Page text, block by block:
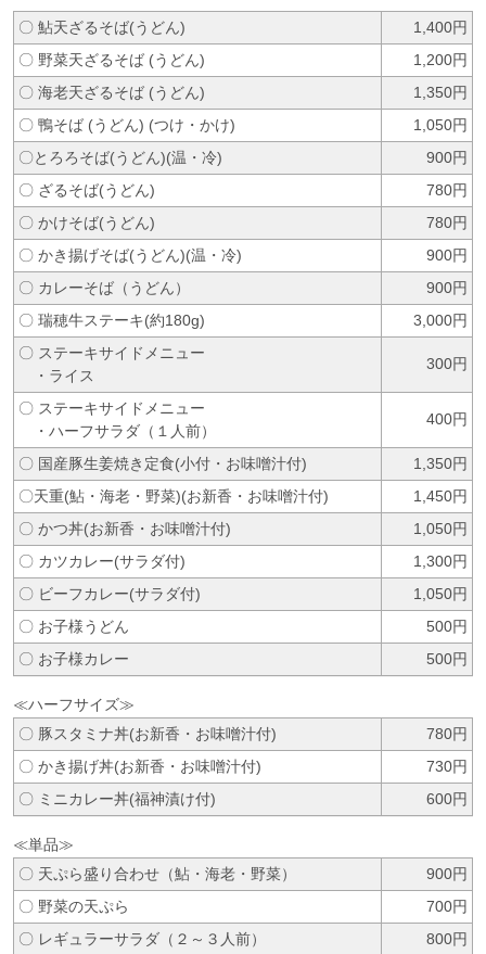
〇 鮎天ざるそば(うどん)
1,400円
〇 野菜天ざるそば (うどん)
1,200円
〇 海老天ざるそば (うどん)
1,350円
〇 鴨そば (うどん) (つけ・かけ)
1,050円
〇とろろそば(うどん)(温・冷)
900円
〇 ざるそば(うどん)
780円
〇 かけそば(うどん)
780円
〇 かき揚げそば(うどん)(温・冷)
900円
〇 カレーそば（うどん）
900円
〇 瑞穂牛ステーキ(約180g)
3,000円
〇 ステーキサイドメニュー
・ライス
300円
〇 ステーキサイドメニュー
・ハーフサラダ（１人前）
400円
〇 国産豚生姜焼き定食(小付・お味噌汁付)
1,350円
〇天重(鮎・海老・野菜)(お新香・お味噌汁付)
1,450円
〇 かつ丼(お新香・お味噌汁付)
1,050円
〇 カツカレー(サラダ付)
1,300円
〇 ビーフカレー(サラダ付)
1,050円
〇 お子様うどん
500円
〇 お子様カレー
500円
≪ハーフサイズ≫
〇 豚スタミナ丼(お新香・お味噌汁付)
780円
〇 かき揚げ丼(お新香・お味噌汁付)
730円
〇 ミニカレー丼(福神漬け付)
600円
≪単品≫
〇 天ぷら盛り合わせ（鮎・海老・野菜）
900円
〇 野菜の天ぷら
700円
〇 レギュラーサラダ（２～３人前）
800円